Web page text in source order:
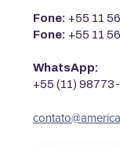
Fone: +55 11
Fone: +55 11
WhatsApp:
+55 (11)